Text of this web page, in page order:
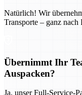
Natürlich! Wir
Transporte – ganz nach
Übernimmt Ihr
Auspacken?
Ja, unser Full-Service-